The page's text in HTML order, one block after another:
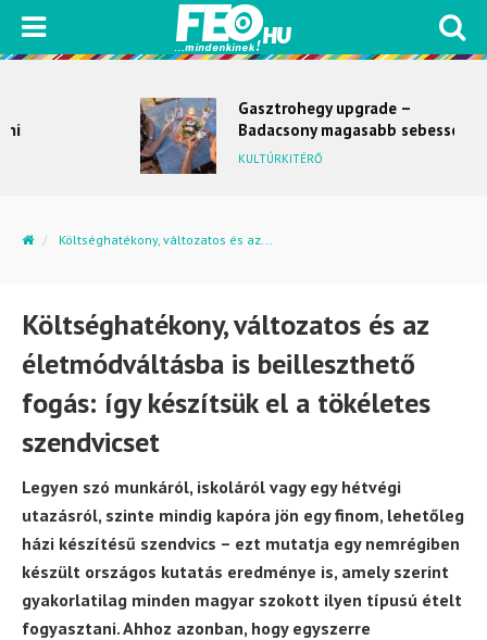
Gasztrohegy upgrade –
Badacsony magasabb sebességbe
kapcsol
KULTÚRKITÉRŐ
Költséghatékony, változatos és az...
Költséghatékony, változatos és az
életmódváltásba is beilleszthető
fogás: így készítsük el a tökéletes
szendvicset
Legyen szó munkáról, iskoláról vagy egy hétvégi
utazásról, szinte mindig kapóra jön egy finom, lehetőleg
házi készítésű szendvics – ezt mutatja egy nemrégiben
készült országos kutatás eredménye is, amely szerint
gyakorlatilag minden magyar szokott ilyen típusú ételt
fogyasztani. Ahhoz azonban, hogy egyszerre